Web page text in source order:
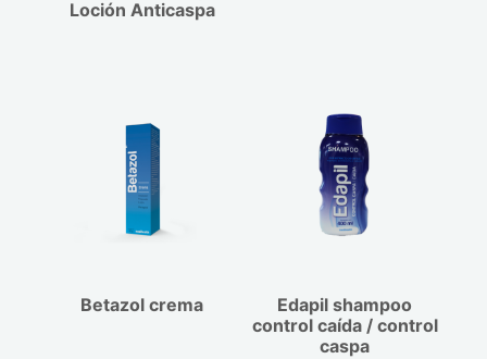
Loción Anticaspa
Betazol crema
Edapil shampoo
control caída / control
caspa